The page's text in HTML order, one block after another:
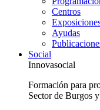
Centros
Ayudas
Social
Innovasocial
Formación para
Sector de Burgos